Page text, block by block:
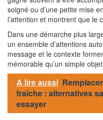
soigné ou d’une petite mise
l’attention et montrent que le
Dans une démarche plus
un ensemble d’attentions
message et le contexte
mémorable qu’un simple
A lire aussi
fraîche : alternatives
essayer